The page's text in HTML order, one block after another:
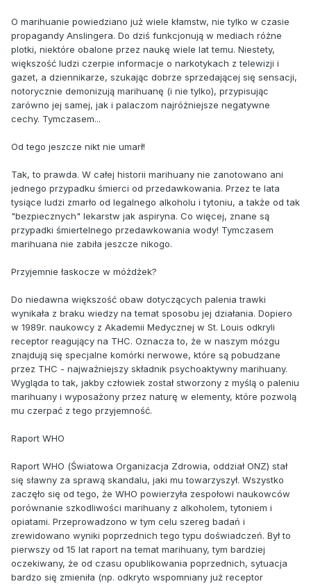
O marihuanie powiedziano już wiele kłamstw, nie tylko w czasie
propagandy Anslingera. Do dziś funkcjonują w mediach różne
plotki, niektóre obalone przez naukę wiele lat temu. Niestety,
większość ludzi czerpie informacje o narkotykach z telewizji i
gazet, a dziennikarze, szukając dobrze sprzedającej się sensacji,
notorycznie demonizują marihuanę (i nie tylko), przypisując
zarówno jej samej, jak i palaczom najróżniejsze negatywne
cechy. Tymczasem...
Od tego jeszcze nikt nie umarł!
Tak, to prawda. W całej historii marihuany nie zanotowano ani
jednego przypadku śmierci od przedawkowania. Przez te lata
tysiące ludzi zmarło od legalnego alkoholu i tytoniu, a także od tak
"bezpiecznych" lekarstw jak aspiryna. Co więcej, znane są
przypadki śmiertelnego przedawkowania wody! Tymczasem
marihuana nie zabiła jeszcze nikogo.
Przyjemnie łaskocze w móżdżek?
Do niedawna większość obaw dotyczących palenia trawki
wynikała z braku wiedzy na temat sposobu jej działania. Dopiero
w 1989r. naukowcy z Akademii Medycznej w St. Louis odkryli
receptor reagujący na THC. Oznacza to, że w naszym mózgu
znajdują się specjalne komórki nerwowe, które są pobudzane
przez THC - najważniejszy składnik psychoaktywny marihuany.
Wygląda to tak, jakby człowiek został stworzony z myślą o paleniu
marihuany i wyposażony przez naturę w elementy, które pozwolą
mu czerpać z tego przyjemność.
Raport WHO
Raport WHO (Światowa Organizacja Zdrowia, oddział ONZ) stał
się sławny za sprawą skandalu, jaki mu towarzyszył. Wszystko
zaczęło się od tego, że WHO powierzyła zespołowi naukowców
porównanie szkodliwości marihuany z alkoholem, tytoniem i
opiatami. Przeprowadzono w tym celu szereg badań i
zrewidowano wyniki poprzednich tego typu doświadczeń. Był to
pierwszy od 15 lat raport na temat marihuany, tym bardziej
oczekiwany, że od czasu opublikowania poprzednich, sytuacja
bardzo się zmieniła (np. odkryto wspomniany już receptor